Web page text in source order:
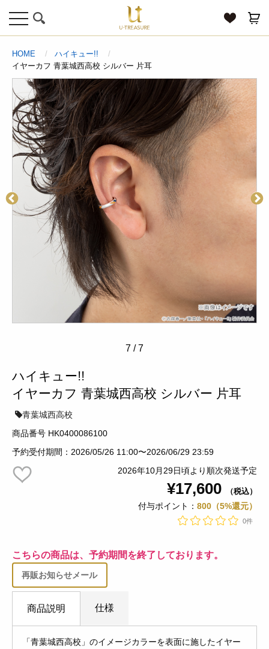
toggle
navigation
HOME
ハイキュー!!
イヤーカフ 青葉城西高校 シルバー 片耳
7 /7
ハイキュー!!
イヤーカフ 青葉城西高校 シルバー 片耳
青葉城西高校
商品番号 HK0400086100
予約受付期間：2026/05/26 11:00〜2026/06/29 23:59
2026年10月29日頃より順次発送予定
¥17,600 （税込）
付与ポイント： 800（5%還元）
0件
こちらの商品は、予約期間を終了しております。
再販お知らせメール
商品説明 仕様
「青葉城西高校」のイメージカラーを表面に施したイヤー